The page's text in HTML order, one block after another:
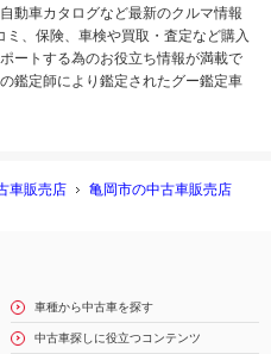
動車カタログなど最新のクルマ情報
、保険、車検や買取・査定など購入
ートする為のお役立ち情報が満載で
鑑定師により鑑定されたグー鑑定車
車販売店
亀岡市の中古車販売店
車種から中古車を探す
中古車探しに役立つコンテンツ